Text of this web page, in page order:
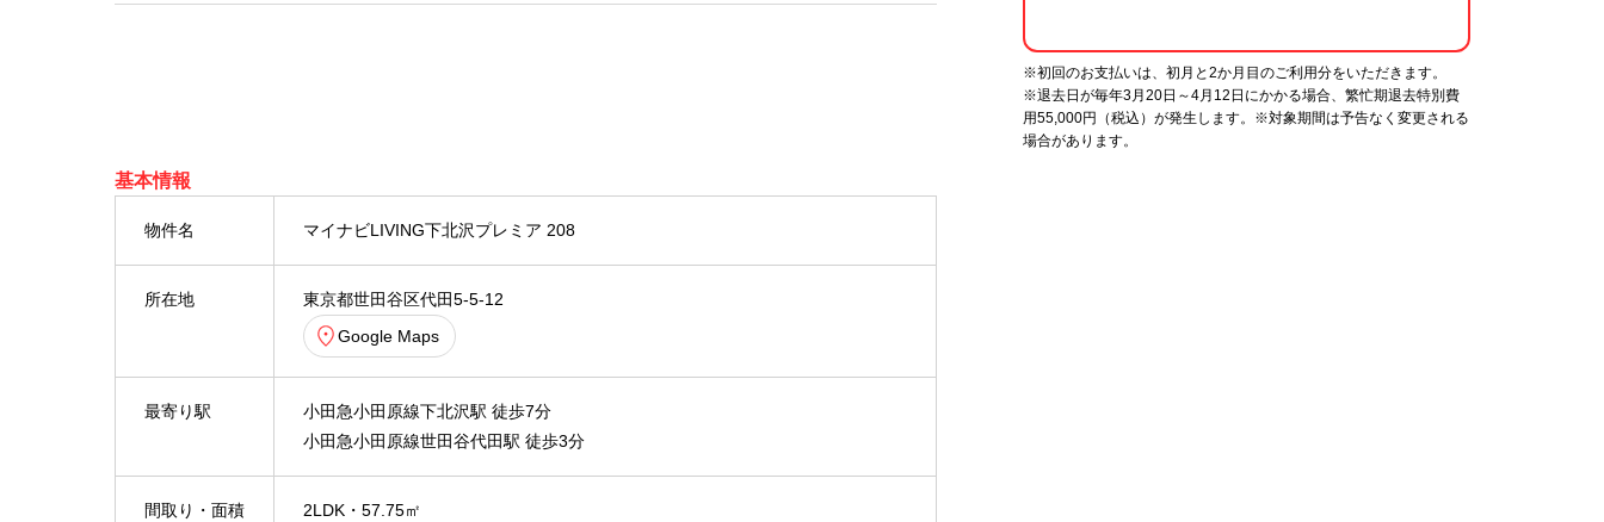
基本情報
物件名 マイナビLIVING下北沢プレミア 208
所在地
東京都世田谷区代田5-5-12
Google Maps
最寄り駅
小田急小田原線下北沢駅 徒歩7分
小田急小田原線世田谷代田駅 徒歩3分
間取り・面積 2LDK・57.75㎡
※初回のお支払いは、初月と2か月目のご利用分をいただきます。
※退去日が毎年3月20日～4月12日にかかる場合、繁忙期退去特別費
用55,000円（税込）が発生します。※対象期間は予告なく変更される
場合があります。